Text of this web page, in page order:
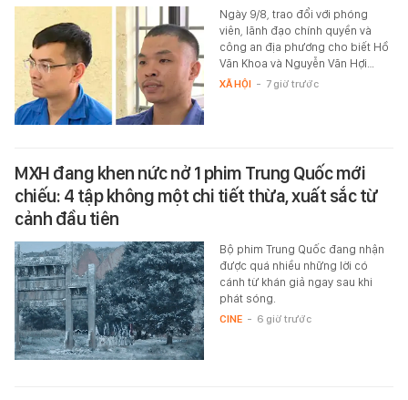
Ngày 9/8, trao đổi với phóng
viên, lãnh đạo chính quyền và
công an địa phương cho biết Hồ
Văn Khoa và Nguyễn Văn Hợi…
XÃ HỘI - 7 giờ trước
MXH đang khen nức nở 1 phim Trung Quốc mới
chiếu: 4 tập không một chi tiết thừa, xuất sắc từ
cảnh đầu tiên
Bộ phim Trung Quốc đang nhận
được quá nhiều những lời có
cánh từ khán giả ngay sau khi
phát sóng.
CINE - 6 giờ trước